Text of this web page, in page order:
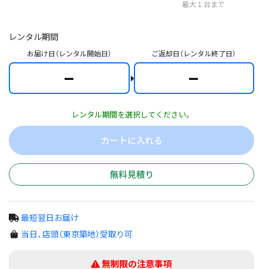
最大 1 台まで
レンタル期間
お届け日（レンタル開始日）
ー
ご返却日（レンタル終了日）
ー
レンタル期間を選択してください。
カートに入れる
無料見積り
最短翌日お届け
当日、店頭（東京築地）受取り可
無制限の注意事項